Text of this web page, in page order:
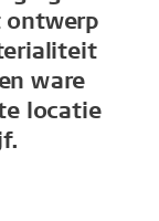
ontwerp
ware
locatie